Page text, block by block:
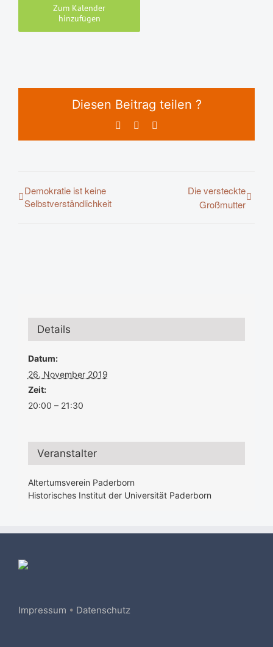
Zum Kalender
hinzufügen
Diesen Beitrag teilen ?
Facebook
Demokratie ist keine
Selbstverständlichkeit
Die versteckte
Großmutter
Details
Datum:
26. November 2019
Zeit:
20:00 – 21:30
Veranstalter
Altertumsverein Paderborn
Historisches Institut der Universität Paderborn
Impressum • Datenschutz